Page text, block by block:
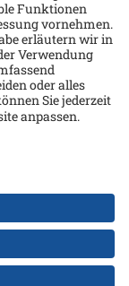
Kontakt
zzgl.
wenn